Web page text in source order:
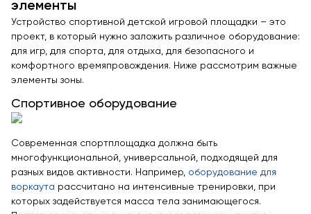
элементы
Устройство спортивной детской игровой площадки – это
проект, в который нужно заложить различное оборудование:
для игр, для спорта, для отдыха, для безопасного и
комфортного времяпровождения. Ниже рассмотрим важные
элементы зоны.
Спортивное оборудование
Современная спортплощадка должна быть
многофункциональной, универсальной, подходящей для
разных видов активности. Например, оборудование для
воркаута рассчитано на интенсивные тренировки, при
которых задействуется масса тела занимающегося.